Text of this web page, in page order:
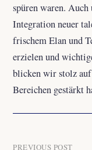
spüren waren. Auch
Integration neuer
frischem Elan und
erzielen und
blicken wir stolz
Bereichen gestärkt
PREVIOUS POST